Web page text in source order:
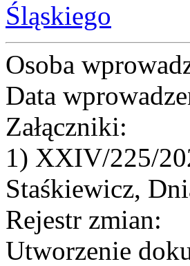
Śląskiego
Osoba
Data
Załączniki:
1) XXIV/225/
Staśkiewicz,
Rejestr zmian:
Utworzenie